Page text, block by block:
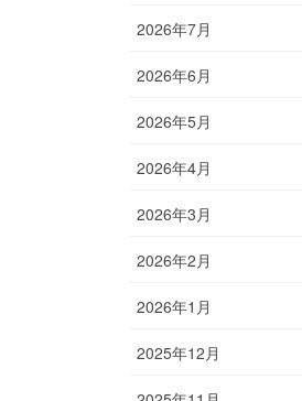
2026年7月
2026年6月
2026年5月
2026年4月
2026年3月
2026年2月
2026年1月
2025年12月